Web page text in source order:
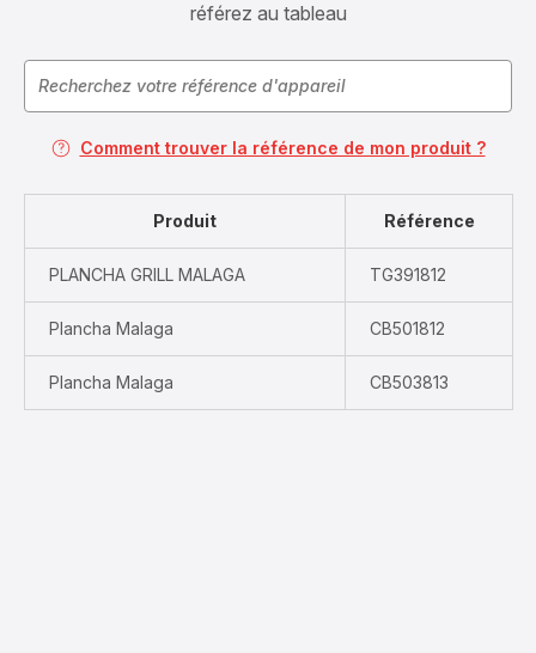
référez au tableau
Comment trouver la référence de mon produit ?
Produit Référence
PLANCHA GRILL MALAGA TG391812
Plancha Malaga CB501812
Plancha Malaga CB503813